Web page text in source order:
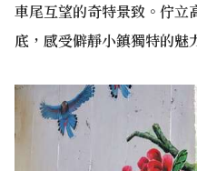
車尾互望的奇特景致。佇立
底，感受僻靜小鎮獨特的魅